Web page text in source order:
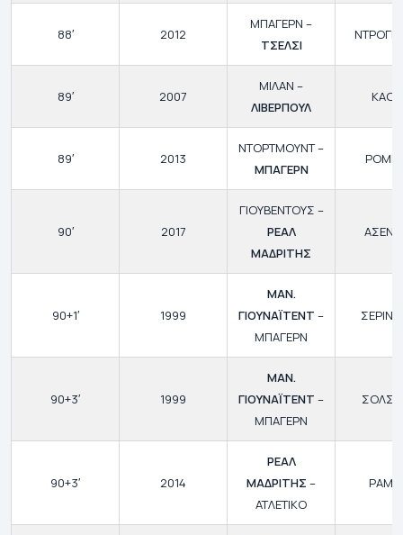
88′ 2012
ΜΠΑΓΕΡΝ –
ΤΣΕΛΣΙ
89′ 2007
ΜΙΛΑΝ –
ΛΙΒΕΡΠΟΥΛ
89′ 2013
ΝΤΟΡΤΜΟΥΝΤ –
ΜΠΑΓΕΡΝ
90′ 2017
ΓΙΟΥΒΕΝΤΟΥΣ –
ΡΕΑΛ
ΜΑΔΡΙΤΗΣ
90+1′ 1999
ΜΑΝ.
ΓΙΟΥΝΑΪΤΕΝΤ –
ΜΠΑΓΕΡΝ
90+3′ 1999
ΜΑΝ.
ΓΙΟΥΝΑΪΤΕΝΤ –
ΜΠΑΓΕΡΝ
90+3′ 2014
ΡΕΑΛ
ΜΑΔΡΙΤΗΣ –
ΑΤΛΕΤΙΚΟ